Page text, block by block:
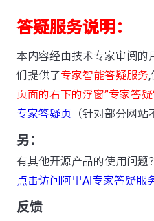
答疑服务说明：
本内容经由技术专家审阅的
们提供了专家智能答疑服务
页面的右下的浮窗”专家答疑
专家答疑页 （针对部分网站
另：
有其他开源产品的使用问题？
点击访问阿里AI专家答疑服
反馈